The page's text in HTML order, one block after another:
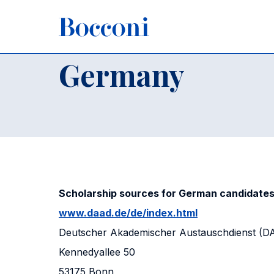
Breadcrumb
Home Applying to Bocconi
Germany
Scholarship sources for German candidates
www.daad.de/de/index.html
Deutscher Akademischer Austauschdienst
Kennedyallee 50
53175 Bonn